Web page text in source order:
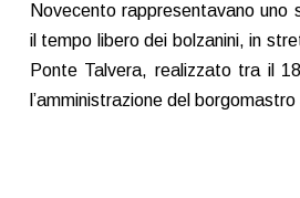
Novecento rappresentavano uno
il tempo libero dei bolzanini, in
Ponte Talvera, realizzato tra il
l’amministrazione del